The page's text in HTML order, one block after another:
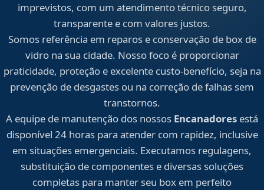
imprevistos, com um atendimento técnico seguro,
transparente e com valores justos.
Somos referência em reparos e conservação de box de
vidro na sua cidade. Nosso foco é proporcionar
praticidade, proteção e excelente custo-benefício, seja na
prevenção de desgastes ou na correção de falhas sem
transtornos.
A equipe de manutenção dos nossos Encanadores está
disponível 24 horas para atender com rapidez, inclusive
em situações emergenciais. Executamos regulagens,
substituição de componentes e diversas soluções
completas para manter seu box em perfeito